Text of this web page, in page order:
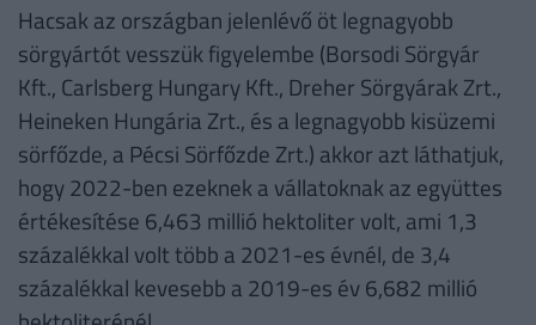
Hacsak az országban jelenlévő öt legnagyobb
sörgyártót vesszük figyelembe (Borsodi Sörgyár
Kft., Carlsberg Hungary Kft., Dreher Sörgyárak Zrt.,
Heineken Hungária Zrt., és a legnagyobb kisüzemi
sörfőzde, a Pécsi Sörfőzde Zrt.) akkor azt láthatjuk,
hogy 2022-ben ezeknek a vállatoknak az együttes
értékesítése 6,463 millió hektoliter volt, ami 1,3
százalékkal volt több a 2021-es évnél, de 3,4
százalékkal kevesebb a 2019-es év 6,682 millió